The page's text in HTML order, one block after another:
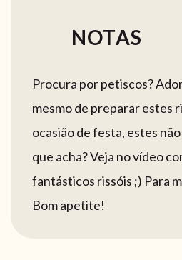
NOTAS
Procura por petiscos?
mesmo de preparar estes
ocasião de festa, estes
que acha? Veja no vídeo
fantásticos rissóis ;) Para
Bom apetite!